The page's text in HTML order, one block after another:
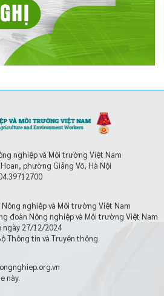
nghiệp và Môi trường Việt Nam
phường Giảng Võ, Hà Nội
nghiệp và Môi trường Việt Nam
đoàn Nông nghiệp và Môi trường Việt Nam
ngày 27/12/2024
Thông tin và Truyền thông
này.